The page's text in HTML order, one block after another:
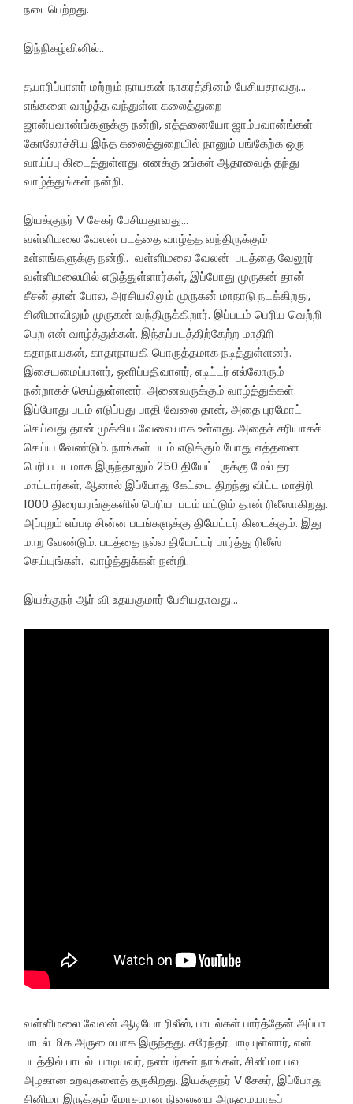
நடைபெற்றது.
இந்நிகழ்வினில்..
தயாரிப்பாளர் மற்றும் நாயகன் நாகரத்தினம் பேசியதாவது…
எங்களை வாழ்த்த வந்துள்ள கலைத்துறை
ஜான்பவான்ங்களுக்கு நன்றி, எத்தனையோ ஜாம்பவான்ங்கள்
கோலோச்சிய இந்த கலைத்துறையில் நானும் பங்கேற்க ஒரு
வாய்ப்பு கிடைத்துள்ளது. எனக்கு உங்கள் ஆதரவைத் தந்து
வாழ்த்துங்கள் நன்றி.
இயக்குநர் V சேகர் பேசியதாவது…
வள்ளிமலை வேலன் படத்தை வாழ்த்த வந்திருக்கும்
உள்ளங்களுக்கு நன்றி. வள்ளிமலை வேலன் படத்தை வேலூர்
வள்ளிமலையில் எடுத்துள்ளார்கள், இப்போது முருகன் தான்
சீசன் தான் போல, அரசியலிலும் முருகன் மாநாடு நடக்கிறது,
சினிமாவிலும் முருகன் வந்திருக்கிறார். இப்படம் பெரிய வெற்றி
பெற என் வாழ்த்துக்கள். இந்தப்படத்திற்கேற்ற மாதிரி
கதாநாயகன், காதாநாயகி பொருத்தமாக நடித்துள்ளனர்.
இசையமைப்பாளர், ஒளிப்பதிவாளர், எடிட்டர் எல்லோரும்
நன்றாகச் செய்துள்ளனர். அனைவருக்கும் வாழ்த்துக்கள்.
இப்போது படம் எடுப்பது பாதி வேலை தான், அதை புரமோட்
செய்வது தான் முக்கிய வேலையாக உள்ளது. அதைச் சரியாகச்
செய்ய வேண்டும். நாங்கள் படம் எடுக்கும் போது எத்தனை
பெரிய படமாக இருந்தாலும் 250 தியேட்டருக்கு மேல் தர
மாட்டார்கள், ஆனால் இப்போது கேட்டை திறந்து விட்ட மாதிரி
1000 திரையரங்குகளில் பெரிய படம் மட்டும் தான் ரிலீஸாகிறது.
அப்புறம் எப்படி சின்ன படங்களுக்கு தியேட்டர் கிடைக்கும். இது
மாற வேண்டும். படத்தை நல்ல தியேட்டர் பார்த்து ரிலீஸ்
செய்யுங்கள். வாழ்த்துக்கள் நன்றி.
இயக்குநர் ஆர் வி உதயகுமார் பேசியதாவது…
வள்ளிமலை வேலன் ஆடியோ ரிலீஸ், பாடல்கள் பார்த்தேன் அப்பா
பாடல் மிக அருமையாக இருந்தது. சுரேந்தர் பாடியுள்ளார், என்
படத்தில் பாடல் பாடியவர், நண்பர்கள் நாங்கள், சினிமா பல
அழகான உறவுகளைத் தருகிறது. இயக்குநர் V சேகர், இப்போது
சினிமா இருக்கும் மோசமான நிலையை அருமையாகப்